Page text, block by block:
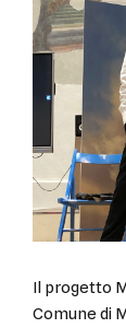
Il progetto
Comune di